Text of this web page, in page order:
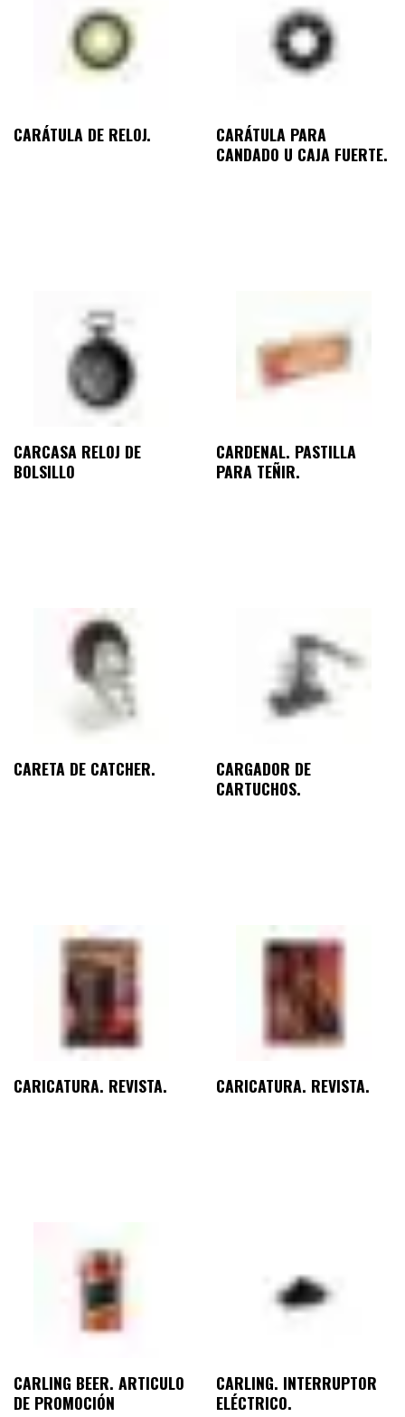
CARÁTULA DE RELOJ.
CARÁTULA PARA
CANDADO U CAJA FUERTE.
CARCASA RELOJ DE
BOLSILLO
CARDENAL. PASTILLA
PARA TEÑIR.
CARETA DE CATCHER.
CARGADOR DE
CARTUCHOS.
CARICATURA. REVISTA. CARICATURA. REVISTA.
CARLING BEER. ARTICULO
DE PROMOCIÓN
CARLING. INTERRUPTOR
ELÉCTRICO.